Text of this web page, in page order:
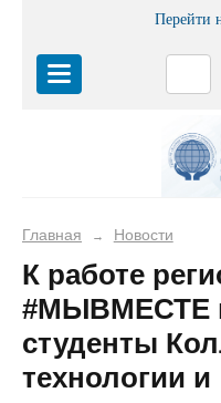
Перейти
Главная → Новости
К работе
#МЫВМЕСТЕ
студенты
технологии и